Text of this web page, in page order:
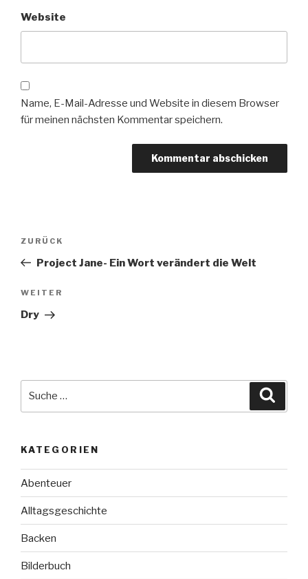
Website
Name, E-Mail-Adresse und Website in diesem Browser
für meinen nächsten Kommentar speichern.
Beitragsnavigation
Vorheriger
Beitrag
ZURÜCK
Project Jane- Ein Wort verändert die Welt
Nächster
Beitrag
WEITER
Dry
KATEGORIEN
Abenteuer
Alltagsgeschichte
Backen
Bilderbuch